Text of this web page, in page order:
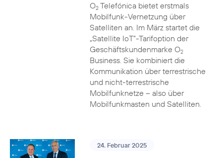
O2Telefónica bietet erstmals
Mobilfunk-Vernetzung über
Satelliten an. Im März startet die
„Satellite IoT”-Tarifoption der
Geschäftskundenmarke O2
Business. Sie kombiniert die
Kommunikation über terrestrische
und nicht-terrestrische
Mobilfunknetze – also über
Mobilfunkmasten und Satelliten.
24. Februar 2025